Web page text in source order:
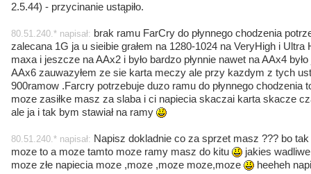
2.5.44) - przycinanie ustąpiło.
80.51.240.* napisał: brak ramu FarCry do płynnego chodzenia
zalecana 1G ja u sieibie grałem na 1280-1024 na VeryHigh i Ultra
maxa i jeszcze na AAx2 i było bardzo płynnie nawet na AAx4
AAx6 zauwazyłem ze sie karta meczy ale przy kazdym z tych
900ramow .Farcry potrzebuje duzo ramu do płynnego chodzenia
moze zasiłke masz za slaba i ci napiecia skaczai karta skacze
ale ja i tak bym stawiał na ramy
80.51.240.* napisał: Napisz dokladnie co za sprzet masz ??? bo
moze to a moze tamto moze ramy masz do kitu
jakies
moze złe napiecia moze ,moze ,moze moze,moze
heeheh